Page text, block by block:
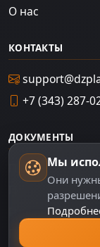
О нас
КОНТАКТЫ
+7 (343) 287-
ДОКУМЕНТЫ
Политика
Правила оплаты
Мы
Они